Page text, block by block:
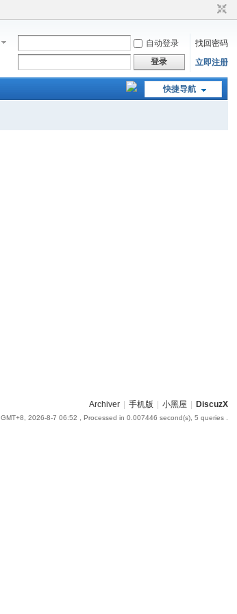
自动登录
找回密码
登录 立即注册
快捷导航
Archiver 手机版 小黑屋 DiscuzX
GMT+8, 2026-8-7 06:52 , Processed in 0.007446 second(s), 5 queries .